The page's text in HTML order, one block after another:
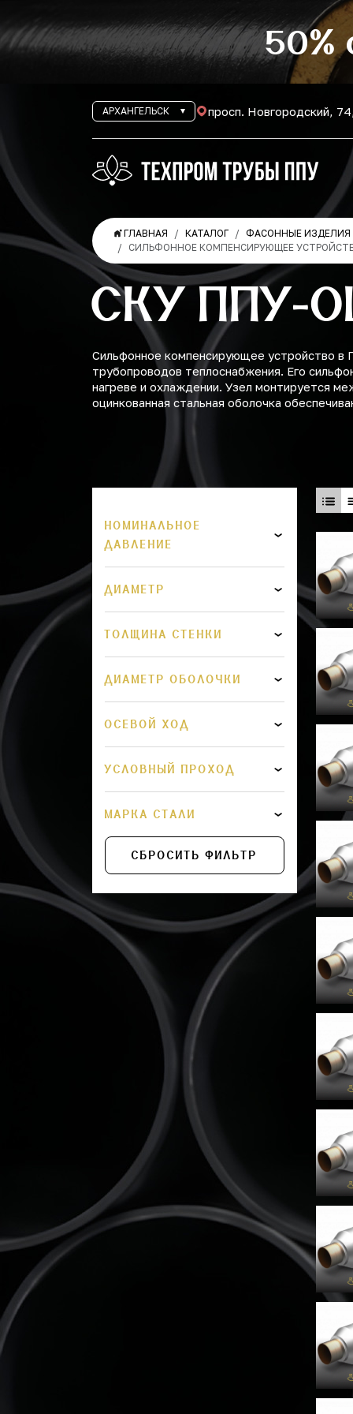
50%
АРХАНГЕЛЬСК просп. Новгородский,
ГЛАВНАЯ КАТАЛОГ
ФАСОННЫЕ
СИЛЬФОННОЕ КОМПЕНСИРУЮЩЕЕ
СКУ ППУ-
Сильфонное компенсирующее устройство в
трубопроводов теплоснабжения. Его
нагреве и охлаждении. Узел монтируется
оцинкованная стальная оболочка
НОМИНАЛЬНОЕ
ДАВЛЕНИЕ
ДИАМЕТР
ТОЛЩИНА СТЕНКИ
ДИАМЕТР ОБОЛОЧКИ
ОСЕВОЙ ХОД
УСЛОВНЫЙ ПРОХОД
МАРКА СТАЛИ
СБРОСИТЬ ФИЛЬТР